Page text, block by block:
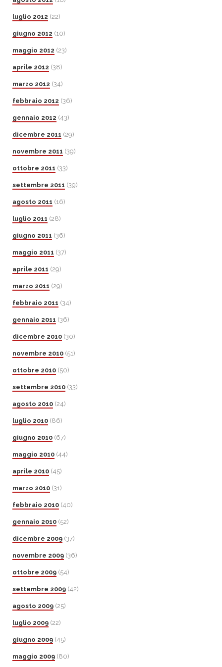
luglio 2012 (22)
giugno 2012 (10)
maggio 2012 (23)
aprile 2012 (38)
marzo 2012 (34)
febbraio 2012 (36)
gennaio 2012 (43)
dicembre 2011 (29)
novembre 2011 (39)
ottobre 2011 (33)
settembre 2011 (39)
agosto 2011 (16)
luglio 2011 (28)
giugno 2011 (36)
maggio 2011 (37)
aprile 2011 (29)
marzo 2011 (29)
febbraio 2011 (34)
gennaio 2011 (36)
dicembre 2010 (30)
novembre 2010 (51)
ottobre 2010 (50)
settembre 2010 (33)
agosto 2010 (24)
luglio 2010 (86)
giugno 2010 (67)
maggio 2010 (44)
aprile 2010 (45)
marzo 2010 (31)
febbraio 2010 (40)
gennaio 2010 (52)
dicembre 2009 (37)
novembre 2009 (36)
ottobre 2009 (54)
settembre 2009 (42)
agosto 2009 (25)
luglio 2009 (22)
giugno 2009 (45)
maggio 2009 (80)